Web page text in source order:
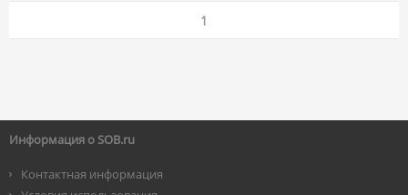
1
Информация о SOB.ru
Контактная информация